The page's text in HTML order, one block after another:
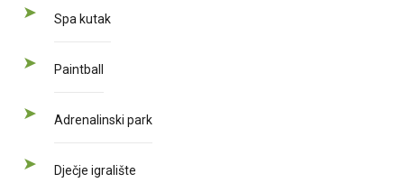
Spa kutak
Paintball
Adrenalinski park
Dječje igralište